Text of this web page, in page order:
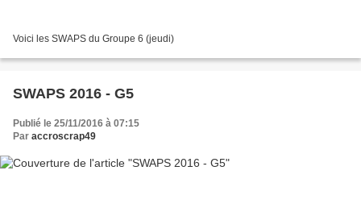
Voici les SWAPS du Groupe 6 (jeudi)
SWAPS 2016 - G5
Publié le 25/11/2016 à 07:15
Par accroscrap49